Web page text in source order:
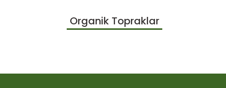
Bu ürüne ilk yorumu siz yapın!
Organik Topraklar